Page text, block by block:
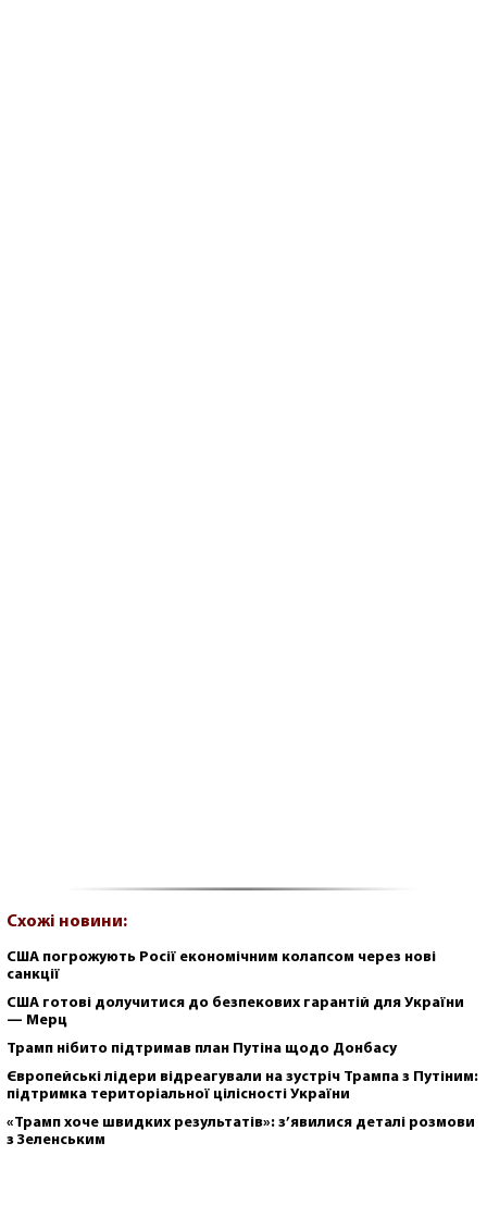
Схожі новини:
США погрожують Росії економічним колапсом через нові
санкції
США готові долучитися до безпекових гарантій для України
— Мерц
Трамп нібито підтримав план Путіна щодо Донбасу
Європейські лідери відреагували на зустріч Трампа з Путіним:
підтримка територіальної цілісності України
«Трамп хоче швидких результатів»: з’явилися деталі розмови
з Зеленським